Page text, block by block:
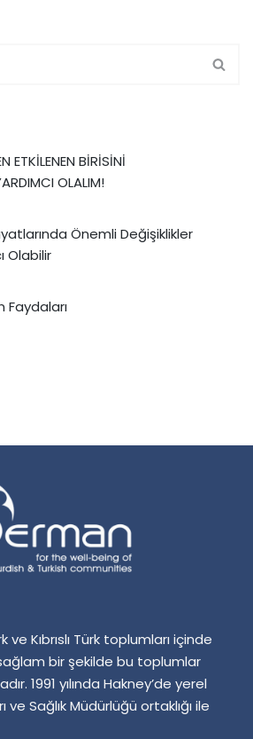
ETKİLENEN BİRİSİNİ
OLALIM!
Önemli Değişiklikler
Olabilir
Faydaları
ve Kıbrıslı Türk toplumları içinde
bir şekilde bu toplumlar
1991 yılında Hakney’de yerel
Sağlık Müdürlüğü ortaklığı ile